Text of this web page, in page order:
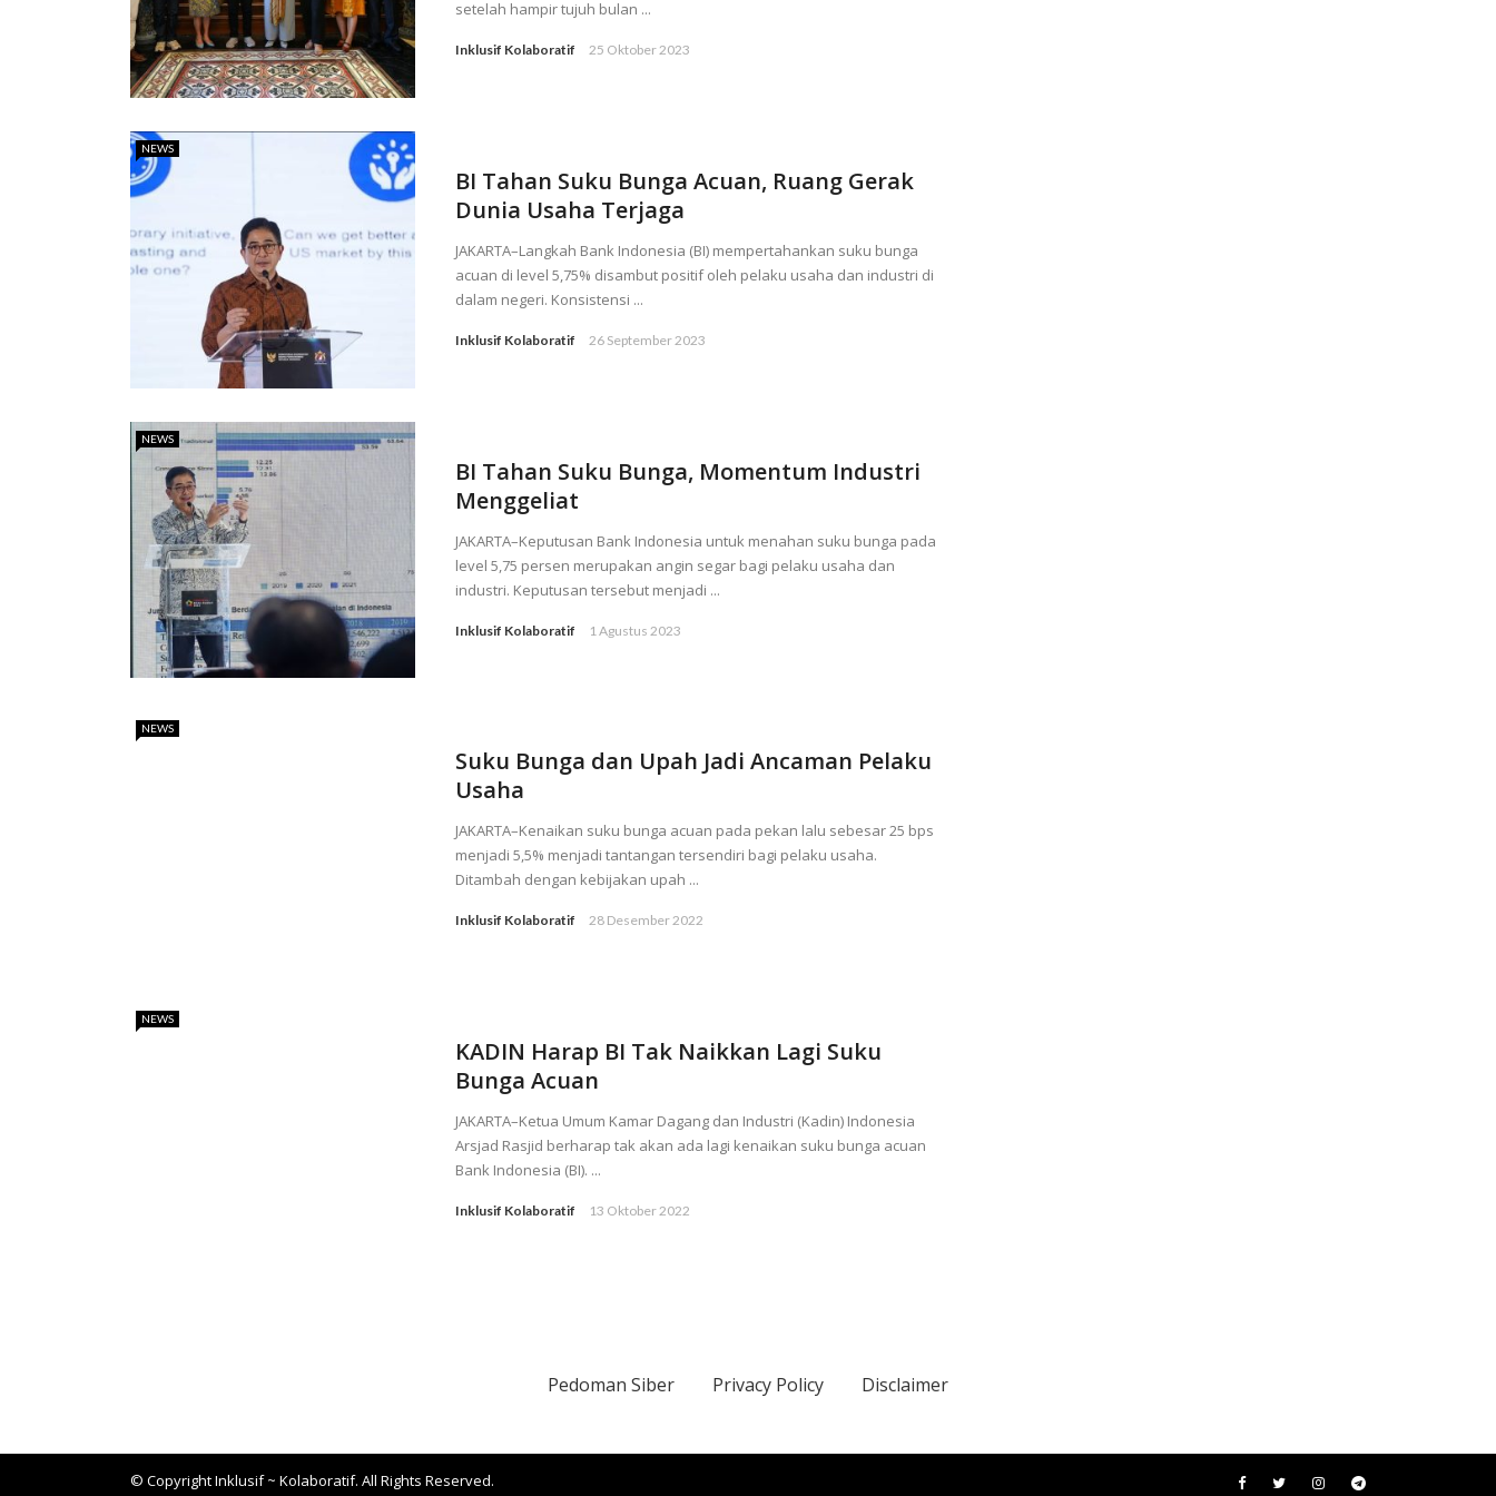
setelah hampir tujuh bulan ...
Inklusif Kolaboratif 25 Oktober 2023
NEWS
BI Tahan Suku Bunga Acuan, Ruang Gerak
Dunia Usaha Terjaga
JAKARTA–Langkah Bank Indonesia (BI) mempertahankan suku bunga
acuan di level 5,75% disambut positif oleh pelaku usaha dan industri di
dalam negeri. Konsistensi ...
Inklusif Kolaboratif 26 September 2023
NEWS
BI Tahan Suku Bunga, Momentum Industri
Menggeliat
JAKARTA–Keputusan Bank Indonesia untuk menahan suku bunga pada
level 5,75 persen merupakan angin segar bagi pelaku usaha dan
industri. Keputusan tersebut menjadi ...
Inklusif Kolaboratif 1 Agustus 2023
NEWS
Suku Bunga dan Upah Jadi Ancaman Pelaku
Usaha
JAKARTA–Kenaikan suku bunga acuan pada pekan lalu sebesar 25 bps
menjadi 5,5% menjadi tantangan tersendiri bagi pelaku usaha.
Ditambah dengan kebijakan upah ...
Inklusif Kolaboratif 28 Desember 2022
NEWS
KADIN Harap BI Tak Naikkan Lagi Suku
Bunga Acuan
JAKARTA–Ketua Umum Kamar Dagang dan Industri (Kadin) Indonesia
Arsjad Rasjid berharap tak akan ada lagi kenaikan suku bunga acuan
Bank Indonesia (BI). ...
Inklusif Kolaboratif 13 Oktober 2022
Pedoman Siber Privacy Policy Disclaimer
© Copyright Inklusif ~ Kolaboratif. All Rights Reserved.